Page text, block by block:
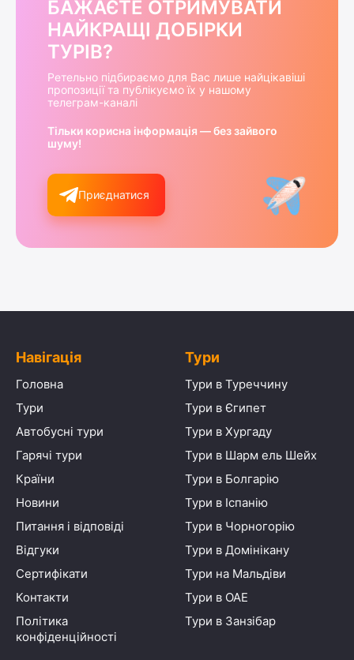
БАЖАЄТЕ ОТРИМУВАТИ
НАЙКРАЩІ ДОБІРКИ
ТУРІВ?
Ретельно підбираємо для Вас лише найцікавіші
пропозиції та публікуємо їх у нашому
телеграм-каналі
Тільки корисна інформація — без зайвого
шуму!
Приєднатися
Навігація
Головна
Тури
Автобусні тури
Гарячі тури
Країни
Новини
Питання і відповіді
Відгуки
Сертифікати
Контакти
Політика
конфіденційності
Тури
Тури в Туреччину
Тури в Єгипет
Тури в Хургаду
Тури в Шарм ель Шейх
Тури в Болгарію
Тури в Іспанію
Тури в Чорногорію
Тури в Домінікану
Тури на Мальдіви
Тури в ОАЕ
Тури в Занзібар